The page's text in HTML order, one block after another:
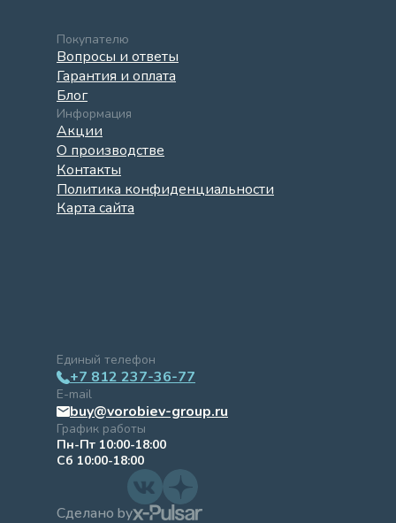
Покупателю
Вопросы и ответы
Гарантия и оплата
Блог
Информация
Акции
О производстве
Контакты
Политика конфиденциальности
Карта сайта
Единый телефон
+7 812 237-36-77
E-mail
buy@vorobiev-group.ru
График работы
Пн-Пт 10:00-18:00
Сб 10:00-18:00
Сделано by